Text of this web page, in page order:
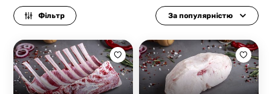
Фільтр За популярністю